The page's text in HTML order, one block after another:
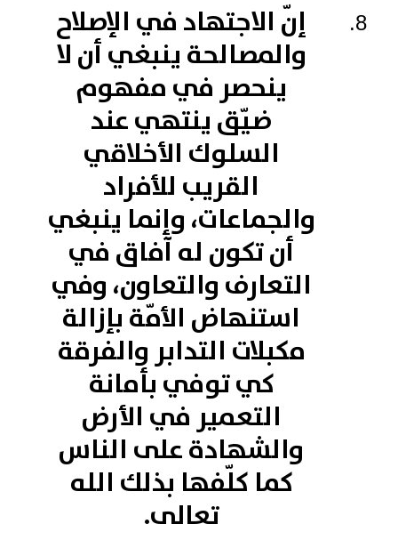
إنّ الاجتهاد في الإصلاح
والمصالحة ينبغي أن لا
ينحصر في مفهوم
ضيّق ينتهي عند
السلوك الأخلاقي
القريب للأفراد
والجماعات، وإنما ينبغي
أن تكون له آفاق في
التعارف والتعاون، وفي
استنهاض الأمّة بإزالة
مكبلات التدابر والفرقة
كي توفي بأمانة
التعمير في الأرض
والشهادة على الناس
كما كلّفها بذلك الله
تعالى.